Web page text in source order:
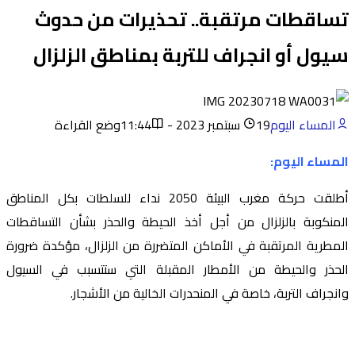
تساقطات مرتقبة.. تحذيرات من حدوث
سيول أو انجراف للتربة بمناطق الزلزال
المساء اليوم19 سبتمبر 2023 - 11:44
وضع القراءة
المساء اليوم:
أطلقت حركة مغرب البيئة 2050 نداء للسلطات بكل المناطق
المنكوبة بالزلزال من أجل أخذ الحيطة والحذر بشأن التساقطات
المطرية المرتقبة في الأماكن المتضررة من الزلزال، مؤكدة ضرورة
الحذر والحيطة من الأمطار المقبلة التي ستتسبب في السيول
وانجراف التربة، خاصة في المنحدرات الخالية من الأشجار.